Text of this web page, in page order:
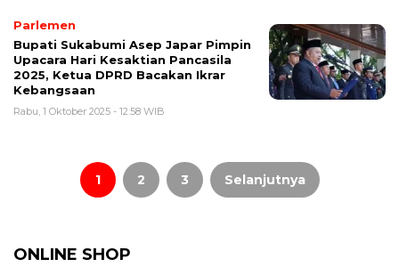
Parlemen
Bupati Sukabumi Asep Japar Pimpin
Upacara Hari Kesaktian Pancasila
2025, Ketua DPRD Bacakan Ikrar
Kebangsaan
Rabu, 1 Oktober 2025 - 12:58 WIB
Paginasi
1 2 3 Selanjutnya
ONLINE SHOP